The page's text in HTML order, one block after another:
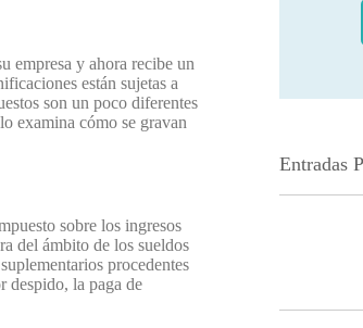
empresa y ahora recibe un
están sujetas a
son un poco diferentes
examina cómo se gravan
sobre los ingresos
del ámbito de los sueldos
procedentes
despido, la paga de
Entradas